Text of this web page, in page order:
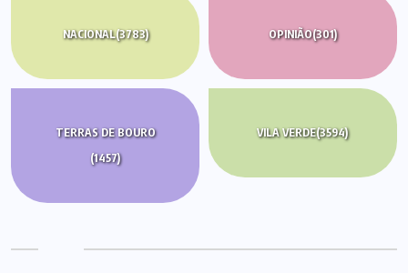
NACIONAL(3783) OPINIÃO(301)
TERRAS DE BOURO
(1457)
VILA VERDE(3594)